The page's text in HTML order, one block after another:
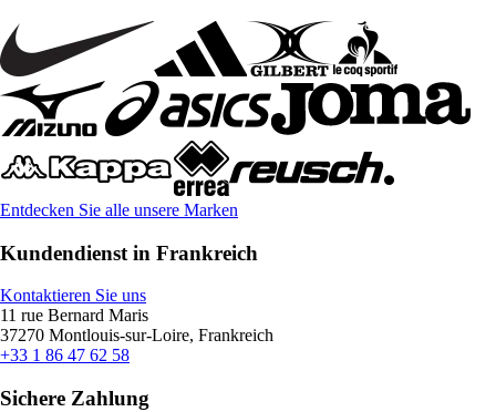
Entdecken Sie alle unsere Marken
Kundendienst in Frankreich
Kontaktieren Sie uns
11 rue Bernard Maris
37270 Montlouis-sur-Loire, Frankreich
+33 1 86 47 62 58
Sichere Zahlung